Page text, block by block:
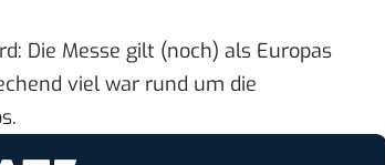
Die Messe gilt (noch) als Europas
viel war rund um die